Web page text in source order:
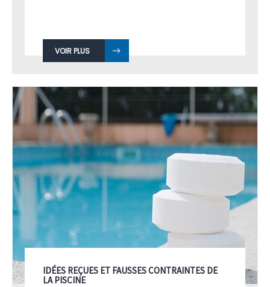
VOIR PLUS
IDÉES REÇUES ET FAUSSES CONTRAINTES DE
LA PISCINE